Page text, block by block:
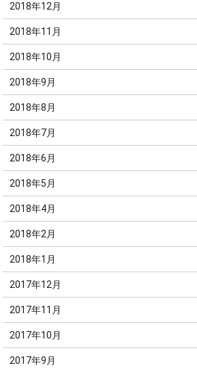
2018年12月
2018年11月
2018年10月
2018年9月
2018年8月
2018年7月
2018年6月
2018年5月
2018年4月
2018年2月
2018年1月
2017年12月
2017年11月
2017年10月
2017年9月